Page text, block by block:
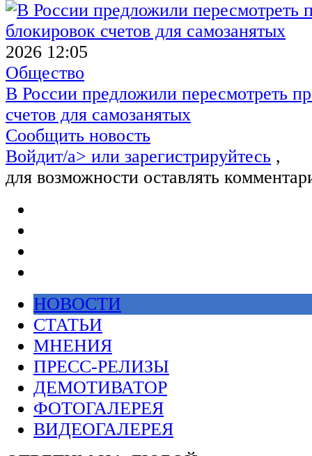
2026 12:05
Общество
В России предложили пересмотреть
счетов для самозанятых
Сообщить новость
Войдит/a> или зарегистрируйтесь ,
для возможности оставлять
НОВОСТИ
СТАТЬИ
МНЕНИЯ
ПРЕСС-РЕЛИЗЫ
ДЕМОТИВАТОР
ФОТОГАЛЕРЕЯ
ВИДЕОГАЛЕРЕЯ